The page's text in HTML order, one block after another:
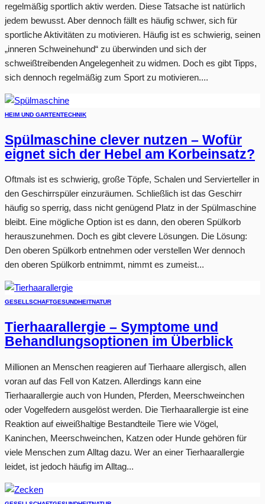
regelmäßig sportlich aktiv werden. Diese Tatsache ist natürlich
jedem bewusst. Aber dennoch fällt es häufig schwer, sich für
sportliche Aktivitäten zu motivieren. Häufig ist es schwierig, seinen
„inneren Schweinehund“ zu überwinden und sich der
schweißtreibenden Angelegenheit zu widmen. Doch es gibt Tipps,
sich dennoch regelmäßig zum Sport zu motivieren....
HEIM UND GARTENTECHNIK
Spülmaschine clever nutzen – Wofür
eignet sich der Hebel am Korbeinsatz?
Oftmals ist es schwierig, große Töpfe, Schalen und Servierteller in
den Geschirrspüler einzuräumen. Schließlich ist das Geschirr
häufig so sperrig, dass nicht genügend Platz in der Spülmaschine
bleibt. Eine mögliche Option ist es dann, den oberen Spülkorb
herauszunehmen. Doch es gibt clevere Lösungen. Die Lösung:
Den oberen Spülkorb entnehmen oder verstellen Wer dennoch
den oberen Spülkorb entnimmt, nimmt es zumeist...
GESELLSCHAFTGESUNDHEITNATUR
Tierhaarallergie – Symptome und
Behandlungsoptionen im Überblick
Millionen an Menschen reagieren auf Tierhaare allergisch, allen
voran auf das Fell von Katzen. Allerdings kann eine
Tierhaarallergie auch von Hunden, Pferden, Meerschweinchen
oder Vogelfedern ausgelöst werden. Die Tierhaarallergie ist eine
Reaktion auf eiweißhaltige Bestandteile Tiere wie Vögel,
Kaninchen, Meerschweinchen, Katzen oder Hunde gehören für
viele Menschen zum Alltag dazu. Wer an einer Tierhaarallergie
leidet, ist jedoch häufig im Alltag...